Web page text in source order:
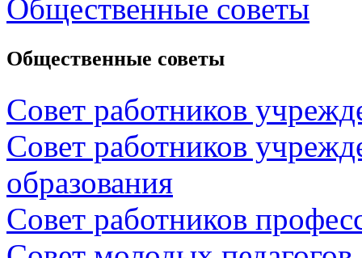
Общественные советы
Общественные советы
Совет работников
Совет работников
образования
Совет работников